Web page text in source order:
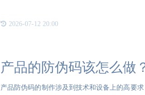
2026-07-12 20:00
产品的防伪码该怎么做
产品防伪码的制作涉及到技术和设备上的高要